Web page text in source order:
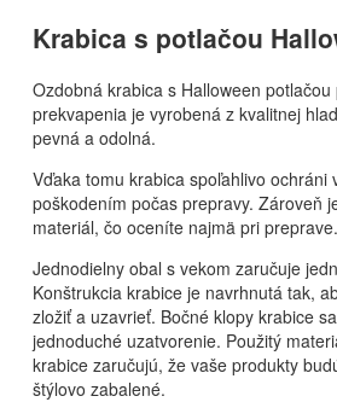
Krabica s potlačou
Ozdobná krabica s Halloween
prekvapenia je vyrobená z kvalitnej
pevná a odolná.
Vďaka tomu krabica spoľahlivo ochráni
poškodením počas prepravy. Zároveň
materiál, čo oceníte najmä pri preprave.
Jednodielny obal s vekom zaručuje
Konštrukcia krabice je navrhnutá tak,
zložiť a uzavrieť. Bočné klopy krabice
jednoduché uzatvorenie. Použitý
krabice zaručujú, že vaše produkty
štýlovo zabalené.